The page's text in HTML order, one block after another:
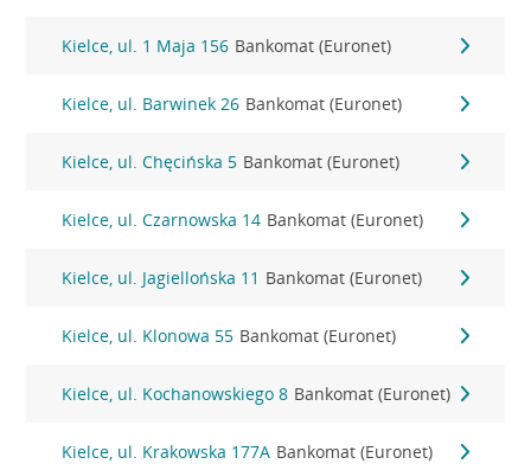
Kielce, ul. 1 Maja 156 Bankomat (Euronet)
Kielce, ul. Barwinek 26 Bankomat (Euronet)
Kielce, ul. Chęcińska 5 Bankomat (Euronet)
Kielce, ul. Czarnowska 14 Bankomat (Euronet)
Kielce, ul. Jagiellońska 11 Bankomat (Euronet)
Kielce, ul. Klonowa 55 Bankomat (Euronet)
Kielce, ul. Kochanowskiego 8 Bankomat (Euronet)
Kielce, ul. Krakowska 177A Bankomat (Euronet)